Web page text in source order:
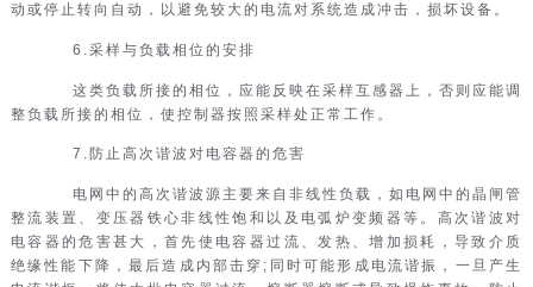
动或停止转向自动，以避免较大的电流对系统造成冲击，损坏设备。
6.采样与负载相位的安排
这类负载所接的相位，应能反映在采样互感器上，否则应能调
整负载所接的相位，使控制器按照采样处正常工作。
7.防止高次谐波对电容器的危害
电网中的高次谐波源主要来自非线性负载，如电网中的晶闸管
整流装置、变压器铁心非线性饱和以及电弧炉变频器等。高次谐波对
电容器的危害甚大，首先使电容器过流、发热、增加损耗，导致介质
绝缘性能下降，最后造成内部击穿;同时可能形成电流谐振，一旦产生